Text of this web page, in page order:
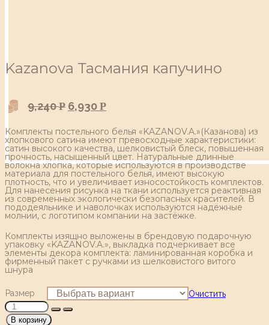
Kazanova Тасмания капучино
9,240Р 6,930 Р
Комплекты постельного белья «KAZANOV.A.»(Казанова) из
хлопкового сатина имеют превосходные характеристики:
сатин высокого качества, шелковистый блеск, повышенная
прочность, насыщенный цвет. Натуральные длинные
волокна хлопка, которые используются в производстве
материала для постельного белья, имеют высокую
плотность, что и увеличивает износостойкость комплектов.
Для нанесения рисунка на ткани используется реактивная
из современных экологически безопасных красителей. В
пододеяльнике и наволочках используются надёжные
молнии, с логотипом компании на застёжке.
Комплекты изящно выложены в брендовую подарочную
упаковку «KAZANOV.A.», выкладка подчеркивает все
элементы декора комплекта: ламинированная коробка и
фирменный пакет с ручками из шелковистого витого
шнура
Размер Очистить
В корзину